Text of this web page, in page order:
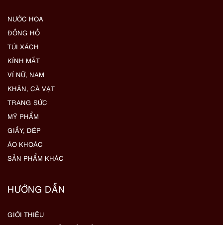
NƯỚC HOA
ĐỒNG HỒ
TÚI XÁCH
KÍNH MẮT
VÍ NỮ, NAM
KHĂN, CÀ VẠT
TRANG SỨC
MỸ PHẨM
GIẦY, DÉP
ÁO KHOÁC
SẢN PHẨM KHÁC
HƯỚNG DẪN
GIỚI THIỆU